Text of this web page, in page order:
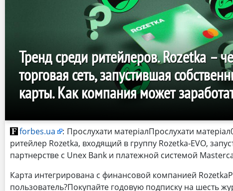
Тренд среди ритейлеров. Rozetka –
торговая сеть, запустившая
карты. Как компания может
forbes.ua : Прослухати матеріалПрослухати
ритейлер Rozetka, входящий в группу Rozetka-EVO,
партнерстве с Unex Bank и платежной системой
Карта интегрирована с финансовой компанией
пользователь?Покупайте годовую подписку на шесть